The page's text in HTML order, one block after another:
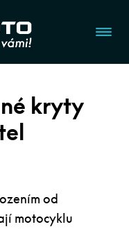
kryty
od
motocyklu